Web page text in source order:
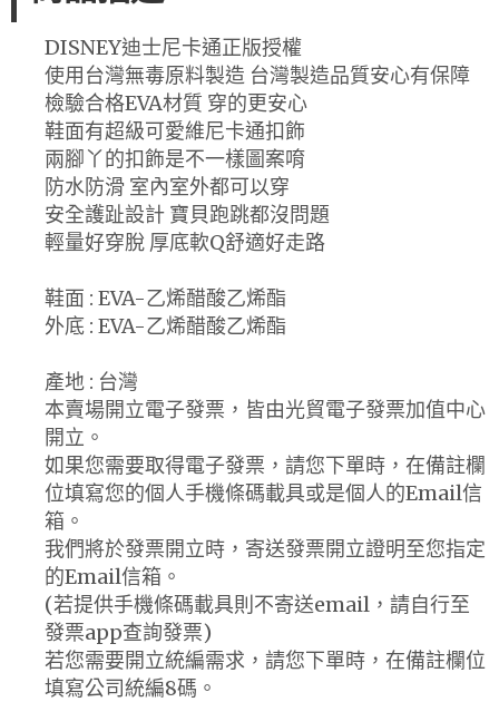
DISNEY迪士尼卡通正版授權
使用台灣無毒原料製造 台灣製造品質安心有保障
檢驗合格EVA材質 穿的更安心
鞋面有超級可愛維尼卡通扣飾
兩腳丫的扣飾是不一樣圖案唷
防水防滑 室內室外都可以穿
安全護趾設計 寶貝跑跳都沒問題
輕量好穿脫 厚底軟Q舒適好走路
鞋面 : EVA-乙烯醋酸乙烯酯
外底 : EVA-乙烯醋酸乙烯酯
產地 : 台灣
本賣場開立電子發票，皆由光貿電子發票加值中心
開立。
如果您需要取得電子發票，請您下單時，在備註欄
位填寫您的個人手機條碼載具或是個人的Email信
箱。
我們將於發票開立時，寄送發票開立證明至您指定
的Email信箱。
(若提供手機條碼載具則不寄送email，請自行至
發票app查詢發票)
若您需要開立統編需求，請您下單時，在備註欄位
填寫公司統編8碼。